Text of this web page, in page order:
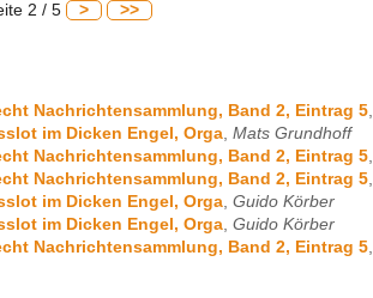
2 / 5 > >>
Nachrichtensammlung, Band 2, Eintrag 5,
im Dicken Engel, Orga, Mats Grundhoff
Nachrichtensammlung, Band 2, Eintrag 5,
Nachrichtensammlung, Band 2, Eintrag 5,
im Dicken Engel, Orga, Guido Körber
im Dicken Engel, Orga, Guido Körber
Nachrichtensammlung, Band 2, Eintrag 5,